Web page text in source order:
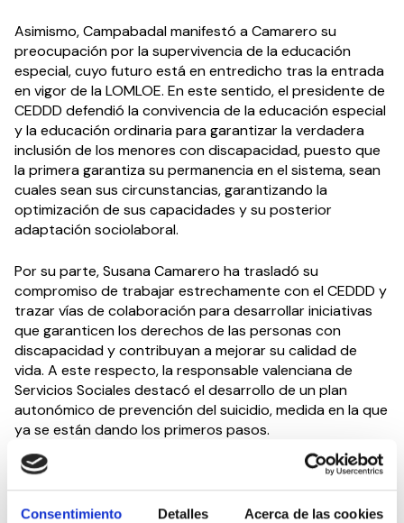
Consentimiento Detalles Acerca de las cookies
Asimismo, Campabadal manifestó a Camarero su
preocupación por la supervivencia de la educación
especial, cuyo futuro está en entredicho tras la entrada
en vigor de la LOMLOE. En este sentido, el presidente de
CEDDD defendió la convivencia de la educación especial
y la educación ordinaria para garantizar la verdadera
inclusión de los menores con discapacidad, puesto que
la primera garantiza su permanencia en el sistema, sean
cuales sean sus circunstancias, garantizando la
optimización de sus capacidades y su posterior
adaptación sociolaboral.
Por su parte, Susana Camarero ha trasladó su
compromiso de trabajar estrechamente con el CEDDD y
trazar vías de colaboración para desarrollar iniciativas
que garanticen los derechos de las personas con
discapacidad y contribuyan a mejorar su calidad de
vida. A este respecto, la responsable valenciana de
Servicios Sociales destacó el desarrollo de un plan
autonómico de prevención del suicidio, medida en la que
ya se están dando los primeros pasos.
Dentro de su agenda institucional, CEDDD prevé
reunirse, además de con representantes de todas las
fuerzas políticas a nivel nacional, con representantes de